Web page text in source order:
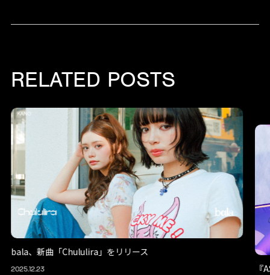
RELATED POSTS
bala、新曲「Chululira」をリリース
2025.12.23
『